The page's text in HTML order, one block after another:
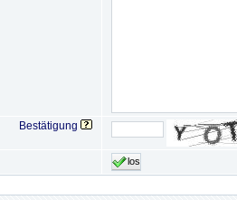
Bestätigung
los